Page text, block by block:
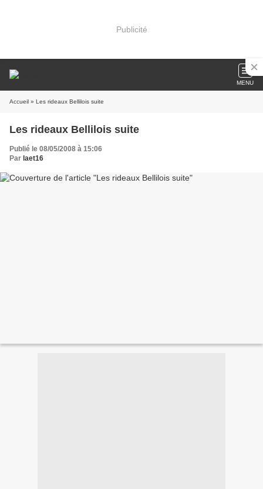
Publicité
MENU
Accueil » Les rideaux Bellilois suite
Les rideaux Bellilois suite
Publié le 08/05/2008 à 15:06
Par laet16